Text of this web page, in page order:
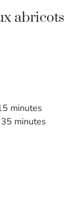
abricots
minutes
minutes